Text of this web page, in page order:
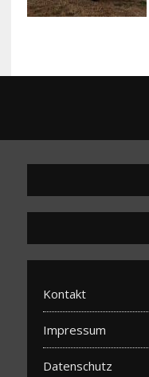
Kontakt
Impressum
Datenschutz